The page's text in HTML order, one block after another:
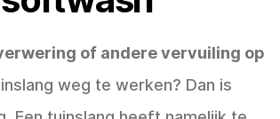
of andere vervuiling op
weg te werken? Dan is